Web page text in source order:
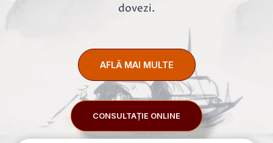
dovezi.
AFLĂ MAI MULTE
CONSULTAȚIE ONLINE